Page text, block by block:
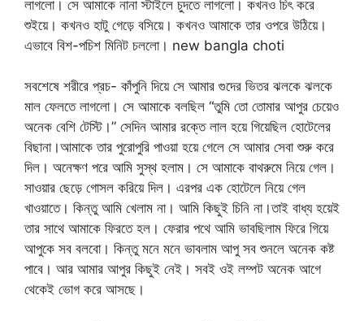
লাগলো। সে আমাকে নানা স্টাইলে চুদতে লাগলো। কখনও চিৎ করে
শুইয়ে। কখনও হাটু গেড়ে বসিয়ে। কখনও আমাকে তার ওপরে উঠিয়ে।
এভাবে বিশ-পচিশ মিনিট চললো। new bangla choti
সবশেষে শরীরে প্রচ- কাঁপুনি দিয়ে সে আমার গুদের ভিতর ঝলকে ঝলকে
মাল ফেলতে লাগলো। সে আমাকে বলছিল “তুমি তো তোমার আপুর চেয়েও
অনেক বেশি টেস্টি।” সেদিন আমার রক্তে লাল হয়ে গিয়েছিল হোটেলের
বিছানা।আমাকে তার পুরোপুরি পাওয়া হয়ে গেলে সে আমার সেবা শুরু করে
দিল। অনেক্ষণ পরে আমি সুস্থ হলাম। সে আমাকে বাথরুমে নিয়ে গেল।
সাওয়ার ছেড়ে গোসল করিয়ে দিল। এরপর এক হোটেলে নিয়ে গেল
খাওয়াতে। কিন্তু আমি খেলাম না। আমি কিছুই চিনি না।তাই বাধ্য হয়েই
তার সাথে আমাকে ফিরতে হল। ফেরার পথে আমি ভাবছিলাম ফিরে গিয়ে
আপুকে সব বলবো। কিন্তু মনে মনে ভাবলাম আপু সব শুনলে অনেক কষ্ট
পাবে। আর আমার আপুর কিছুই নেই। সবই ওই লম্পট অনেক আগে
থেকেই ভোগ করে আসছে।